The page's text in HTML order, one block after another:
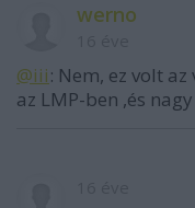
werno
@iii: Nem, ez volt
az LMP-ben ,és